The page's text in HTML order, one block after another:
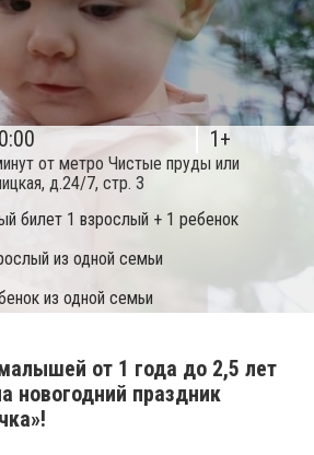
1+
от метро Чистые пруды или
д.24/7, стр. 3
билет 1 взрослый + 1 ребенок
из одной семьи
из одной семьи
от 1 года до 2,5 лет
новогодний праздник